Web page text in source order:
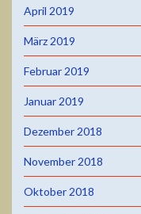
April 2019
März 2019
Februar 2019
Januar 2019
Dezember 2018
November 2018
Oktober 2018